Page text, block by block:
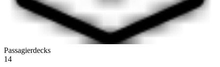
Passagierdecks
14